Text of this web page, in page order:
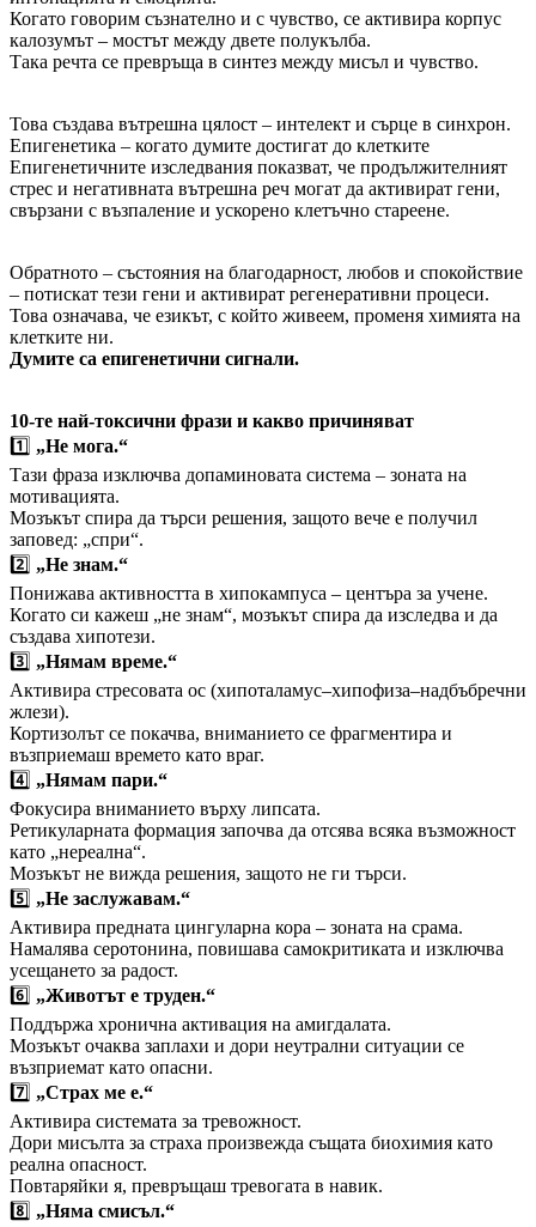
Когато говорим съзнателно и с чувство, се активира корпус
калозумът – мостът между двете полукълба.
Така речта се превръща в синтез между мисъл и чувство.
Това създава вътрешна цялост – интелект и сърце в синхрон.
Епигенетика – когато думите достигат до клетките
Епигенетичните изследвания показват, че продължителният
стрес и негативната вътрешна реч могат да активират гени,
свързани с възпаление и ускорено клетъчно стареене.
Обратното – състояния на благодарност, любов и спокойствие
– потискат тези гени и активират регенеративни процеси.
Това означава, че езикът, с който живеем, променя химията на
клетките ни.
Думите са епигенетични сигнали.
10-те най-токсични фрази и какво причиняват
1️⃣ „Не мога.“
Тази фраза изключва допаминовата система – зоната на
мотивацията.
Мозъкът спира да търси решения, защото вече е получил
заповед: „спри“.
2️⃣ „Не знам.“
Понижава активността в хипокампуса – центъра за учене.
Когато си кажеш „не знам“, мозъкът спира да изследва и да
създава хипотези.
3️⃣ „Нямам време.“
Активира стресовата ос (хипоталамус–хипофиза–надбъбречни
жлези).
Кортизолът се покачва, вниманието се фрагментира и
възприемаш времето като враг.
4️⃣ „Нямам пари.“
Фокусира вниманието върху липсата.
Ретикуларната формация започва да отсява всяка възможност
като „нереална“.
Мозъкът не вижда решения, защото не ги търси.
5️⃣ „Не заслужавам.“
Активира предната цингуларна кора – зоната на срама.
Намалява серотонина, повишава самокритиката и изключва
усещането за радост.
6️⃣ „Животът е труден.“
Поддържа хронична активация на амигдалата.
Мозъкът очаква заплахи и дори неутрални ситуации се
възприемат като опасни.
7️⃣ „Страх ме е.“
Активира системата за тревожност.
Дори мисълта за страха произвежда същата биохимия като
реална опасност.
Повтаряйки я, превръщаш тревогата в навик.
8️⃣ „Няма смисъл.“